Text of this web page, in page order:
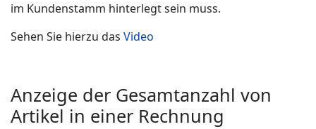
im Kundenstamm hinterlegt sein muss.
Sehen Sie hierzu das Video
Anzeige der Gesamtanzahl von
Artikel in einer Rechnung